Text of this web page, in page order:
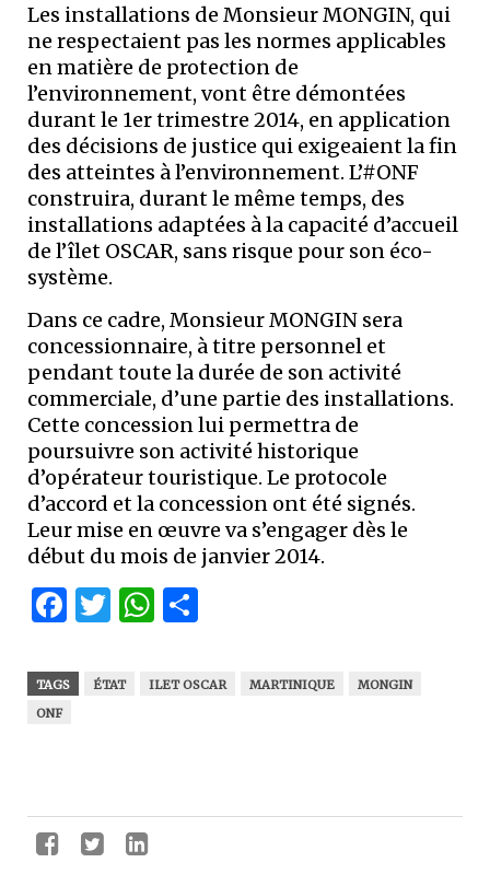
Les installations de Monsieur MONGIN, qui
ne respectaient pas les normes applicables
en matière de protection de
l’environnement, vont être démontées
durant le 1er trimestre 2014, en application
des décisions de justice qui exigeaient la fin
des atteintes à l’environnement. L’#ONF
construira, durant le même temps, des
installations adaptées à la capacité d’accueil
de l’îlet OSCAR, sans risque pour son éco-
système.
Dans ce cadre, Monsieur MONGIN sera
concessionnaire, à titre personnel et
pendant toute la durée de son activité
commerciale, d’une partie des installations.
Cette concession lui permettra de
poursuivre son activité historique
d’opérateur touristique. Le protocole
d’accord et la concession ont été signés.
Leur mise en œuvre va s’engager dès le
début du mois de janvier 2014.
Facebook
Twitter
WhatsApp
TAGS ÉTAT ILET OSCAR MARTINIQUE
MONGIN
ONF